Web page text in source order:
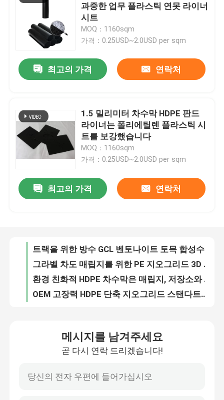
집
제품
품질 관리
인용문을 요구하세요
토지 합성적 직물
과중한 업무 플라스틱 연못 라이너
시트
MOQ：1160sqm
가격：0.25USD~2.0USD per sqm
최고의 가격 연락처
1.5 밀리미터 차수막 HDPE 판드
라이너는 폴리에틸렌 플라스틱 시
트를 보강했습니다
MOQ：1160sqm
가격：0.25USD~2.0USD per sqm
최고의 가격 연락처
트랙을 위한 방수 GCL 벤토나이트 토목 합성수지 점토 라이너 덮개
매립지 연못 Hdpe는 벽 배수를 위한 멤브레인 보드를 패이게 했습니다
폴리프로필렌 HDPE 토목 합성수지 단축 지오그리드 토양 안정화
비직조 3D 복합체 수계망 지오네트 지질섬유
메시지를 남겨주세요
곧 다시 연락 드리겠습니다!